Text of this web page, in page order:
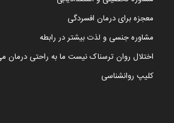
معجزه برای درمان افسردگی
مشاوره جنسی و لذت بیشتر در رابطه
اختلال روان ترسناک نیست ما به راحتی درمان
کلیپ روانشناسی